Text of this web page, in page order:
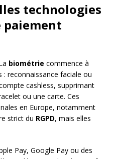
technologies
paiement
biométrie commence à
: reconnaissance faciale ou
cashless, supprimant
ou une carte. Ces
en Europe, notamment
strict du RGPD, mais elles
Pay, Google Pay ou des